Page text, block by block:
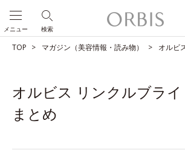
検索
メニュー
TOP マガジン（美容情報・読み物） オルビ
オルビス リンクルブラ
まとめ